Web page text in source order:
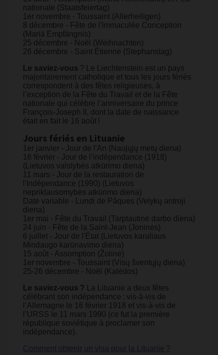
nationale (Staatsfeiertag)
1er novembre - Toussaint (Allerheiligen)
8 décembre - Fête de l'Immaculée Conception
(Mariä Empfängnis)
25 décembre - Noël (Weihnachten)
26 décembre - Saint Étienne (Stephanstag)
Le saviez-vous ? Le Liechtenstein est un pays
majoritairement catholique et tous les jours fériés
correspondent à des fêtes religieuses, à
l’exception de la Fête du Travail et de la Fête
nationale qui célèbre l’anniversaire du prince
François-Joseph II, dont la date de naissance
était en fait le 16 août !
Jours fériés en Lituanie
1er janvier - Jour de l'An (Naujųjų metų diena)
16 février - Jour de l’indépendance (1918)
(Lietuvos valstybės atkūrimo diena)
11 mars - Jour de la restauration de
l'Indépendance (1990) (Lietuvos
nepriklausomybės atkūrimo diena)
Date variable - Lundi de Pâques (Velykų antroji
diena)
1er mai - Fête du Travail (Tarptautinė darbo diena)
24 juin - Fête de la Saint-Jean (Joninės)
6 juillet - Jour de l'État (Lietuvos karaliaus
Mindaugo karūnavimo diena)
15 août - Assomption (Žolinė)
1er novembre - Toussaint (Visų šventųjų diena)
25-26 décembre - Noël (Kalėdos)
Le saviez-vous ? La Lituanie a deux fêtes
célébrant son indépendance : vis-à-vis de
l’Allemagne le 16 février 1918 et vis-à-vis de
l’URSS le 11 mars 1990 (ce fut la première
république soviétique à proclamer son
indépendance).
Comment obtenir un visa pour la Lituanie ?